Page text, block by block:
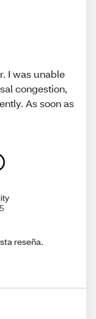
I was unable
congestion,
As soon as
reseña.